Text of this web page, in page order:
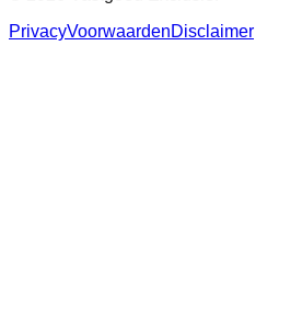
PrivacyVoorwaardenDisclaimer